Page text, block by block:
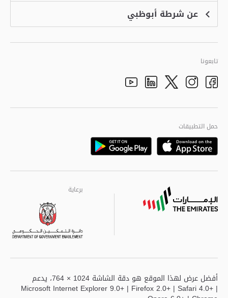
منصة التوظيف الذكية
الاسئلة الشائعة
خدمة أمان
الأخبارعن شرطة أبوظبي
الرؤية والرسالة والقيم
تاريخ شرطة أبوظبي
adpolice centers locations
الهيكل التنظيمي
الجودة العالمية
مراكز خدمة أبوظبى
تابعونا
Facebook
Instagram
Twitter
Linkedin
Youtube
حمل التطبيقات
Google
Playstore
برعاية
برعاية
أفضل عرض لهذا الموقع هو دقة الشاشة 1024 × 764، يدعم
Microsoft Internet Explorer 9.0+ | Firefox 2.0+ | Safari 4.0+ |